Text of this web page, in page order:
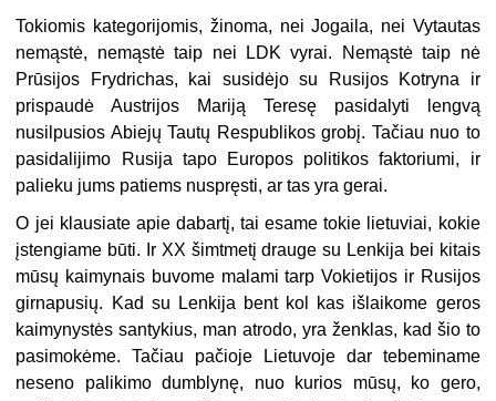
Tokiomis kategorijomis, žinoma, nei Jogaila, nei Vytautas
nemąstė, nemąstė taip nei LDK vyrai. Nemąstė taip nė
Prūsijos Frydrichas, kai susidėjo su Rusijos Kotryna ir
prispaudė Austrijos Mariją Teresę pasidalyti lengvą
nusilpusios Abiejų Tautų Respublikos grobį. Tačiau nuo to
pasidalijimo Rusija tapo Europos politikos faktoriumi, ir
palieku jums patiems nuspręsti, ar tas yra gerai.
O jei klausiate apie dabartį, tai esame tokie lietuviai, kokie
įstengiame būti. Ir XX šimtmetį drauge su Lenkija bei kitais
mūsų kaimynais buvome malami tarp Vokietijos ir Rusijos
girnapusių. Kad su Lenkija bent kol kas išlaikome geros
kaimynystės santykius, man atrodo, yra ženklas, kad šio to
pasimokėme. Tačiau pačioje Lietuvoje dar tebeminame
neseno palikimo dumblynę, nuo kurios mūsų, ko gero,